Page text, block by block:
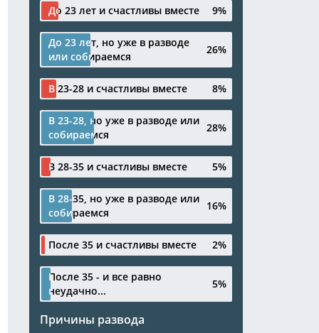
До 23 лет и счастливы вместе 9%
До 23 лет и счастливы вместе 9%
До 23 лет, но уже в разводе
или собираемся
26%
До 23 лет, но уже в разводе
или собираемся
26%
В 23-28 и счастливы вместе 8%
В 23-28 и счастливы вместе 8%
В 23-28, но уже в разводе или
собираемся
28%
В 23-28, но уже в разводе или
собираемся
28%
В 28-35 и счастливы вместе 5%
В 28-35 и счастливы вместе 5%
В 28-35, но уже в разводе или
собираемся
16%
В 28-35, но уже в разводе или
собираемся
16%
После 35 и счастливы вместе 2%
После 35 и счастливы вместе 2%
После 35 - и все равно
неудачно...
5%
После 35 - и все равно
неудачно...
5%
Причины развода